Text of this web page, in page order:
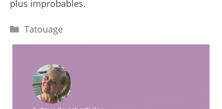
plus improbables.
Catégories
Tatouage